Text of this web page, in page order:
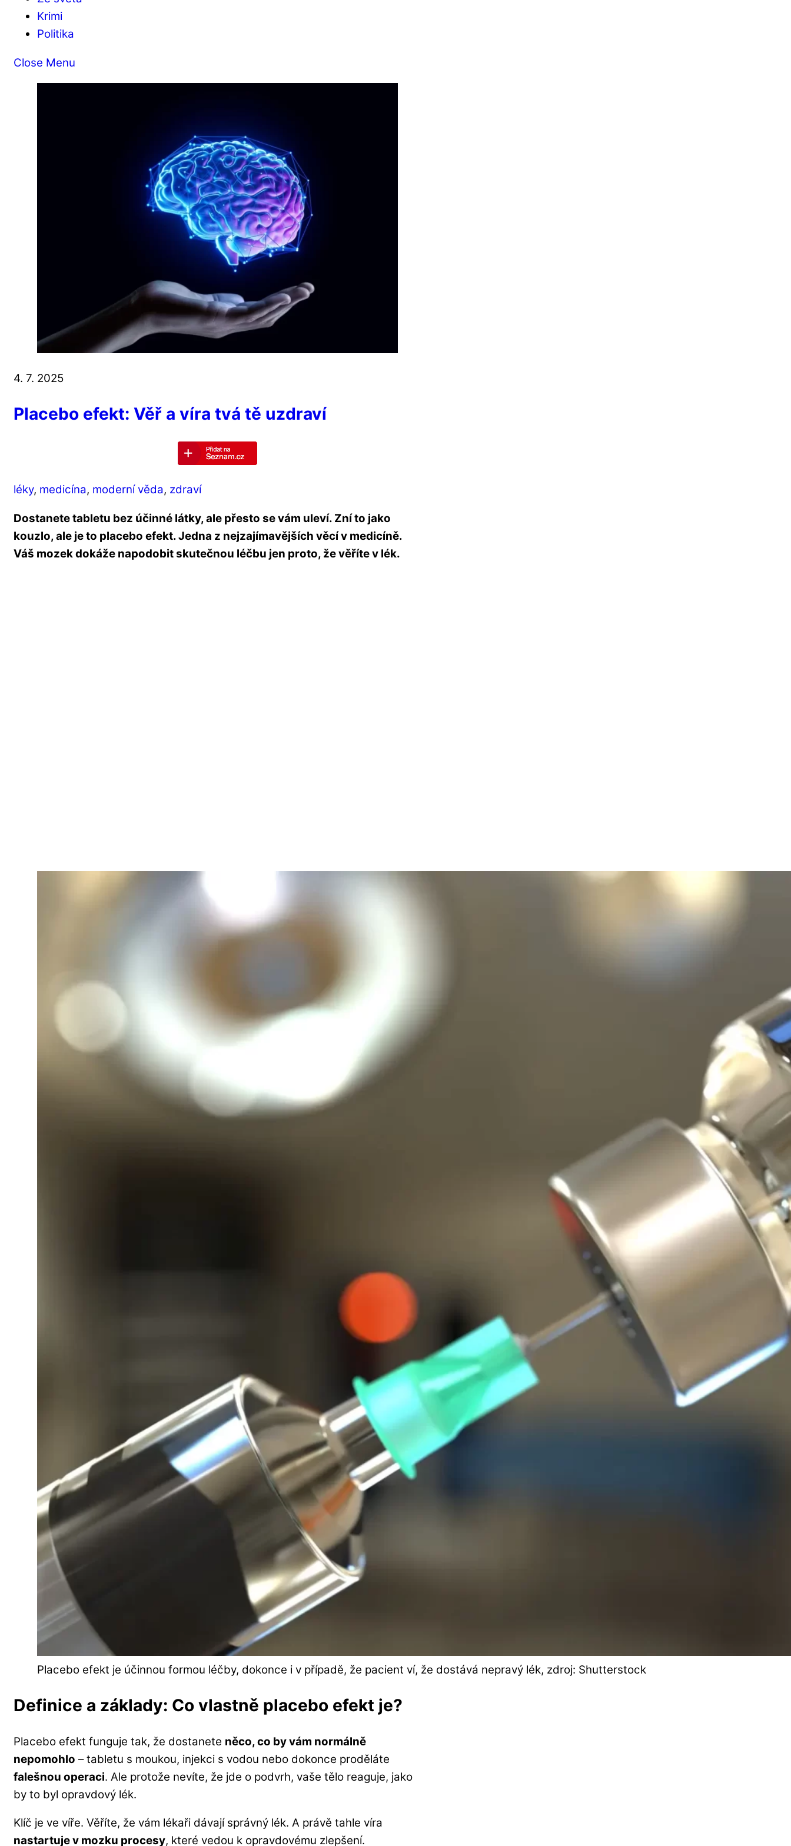
Krimi
Politika
Close Menu
4. 7. 2025
Placebo efekt: Věř a víra tvá tě uzdraví
léky, medicína, moderní věda, zdraví
Dostanete tabletu bez účinné látky, ale přesto se vám uleví. Zní to jako
kouzlo, ale je to placebo efekt. Jedna z nejzajímavějších věcí v medicíně.
Váš mozek dokáže napodobit skutečnou léčbu jen proto, že věříte v lék.
Placebo efekt je účinnou formou léčby, dokonce i v případě, že pacient ví, že dostává nepravý lék, zdroj: Shutterstock
Definice a základy: Co vlastně placebo efekt je?
Placebo efekt funguje tak, že dostanete něco, co by vám normálně
nepomohlo – tabletu s moukou, injekci s vodou nebo dokonce proděláte
falešnou operaci. Ale protože nevíte, že jde o podvrh, vaše tělo reaguje, jako
by to byl opravdový lék.
Klíč je ve víře. Věříte, že vám lékaři dávají správný lék. A právě tahle víra
nastartuje v mozku procesy, které vedou k opravdovému zlepšení.